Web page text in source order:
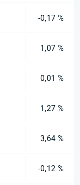
-0,17 %
1,07 %
0,01 %
1,27 %
3,64 %
-0,12 %